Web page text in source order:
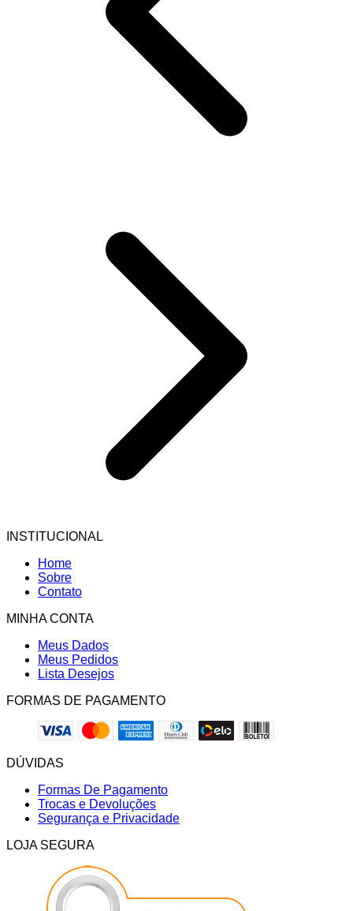
INSTITUCIONAL
Home
Sobre
Contato
MINHA CONTA
Meus Dados
Meus Pedidos
Lista Desejos
FORMAS DE PAGAMENTO
DÚVIDAS
Formas De Pagamento
Trocas e Devoluções
Segurança e Privacidade
LOJA SEGURA